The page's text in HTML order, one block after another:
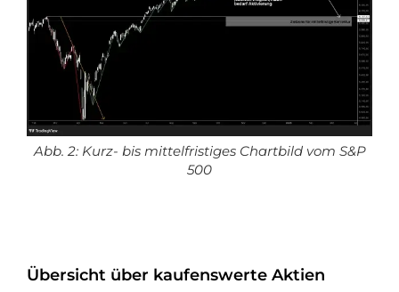
Abb. 2: Kurz- bis mittelfristiges Chartbild vom S&P
500
Übersicht über kaufenswerte Aktien